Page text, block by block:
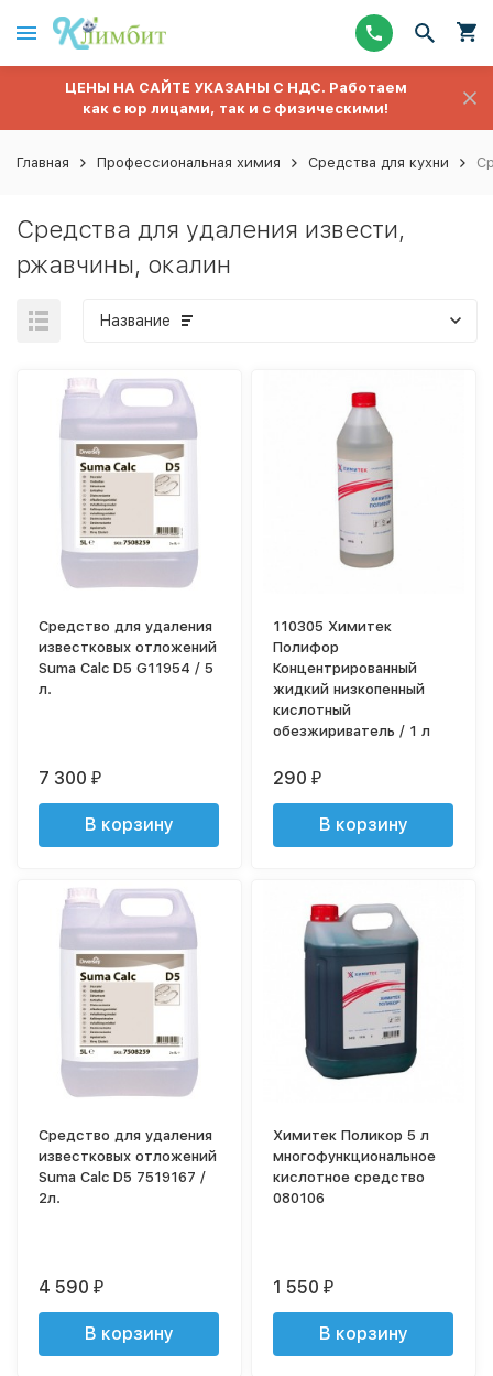
ЦЕНЫ НА САЙТЕ УКАЗАНЫ С НДС. Работаем
как с юр лицами, так и с физическими!
Главная Профессиональная химия Средства для кухни
Средства для удаления извести,
ржавчины, окалин
Название
Средство для удаления
известковых отложений
Suma Calc D5 G11954 / 5
л.
7 300₽
В корзину
110305 Химитек
Полифор
Концентрированный
жидкий низкопенный
кислотный
обезжириватель / 1 л
290₽
В корзину
Средство для удаления
известковых отложений
Suma Calc D5 7519167 /
2л.
4 590₽
В корзину
Химитек Поликор 5 л
многофункциональное
кислотное средство
080106
1 550₽
В корзину